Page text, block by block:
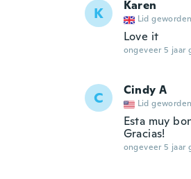
K Karen
Lid
Love it
ongeveer 5 jaar
C Cindy A
Lid
Esta muy
Gracias!
ongeveer 5 jaar